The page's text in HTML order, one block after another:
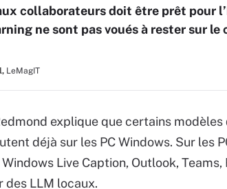
collaborateurs doit être prêt pour
ne sont pas voués à rester sur le
LeMagIT
explique que certains modèles
déjà sur les PC Windows. Sur les
Live Caption, Outlook,
des LLM locaux.